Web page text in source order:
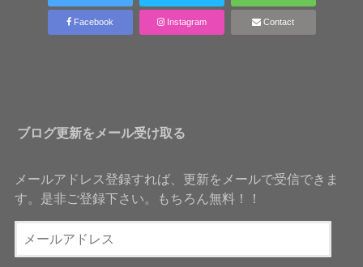
Facebook Instagram Contact
ブログ更新をメール受け取る
メールアドレス登録すれば、更新をメールで受信できま
す。是非ご登録下さい。もちろん無料！！
ー